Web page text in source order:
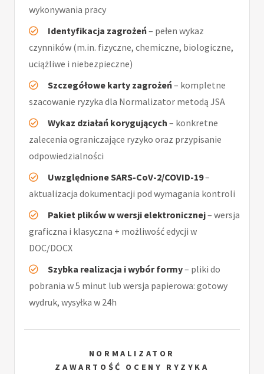
wykonywania pracy
Identyfikacja zagrożeń– pełen wykaz
czynników (m.in. fizyczne, chemiczne, biologiczne,
uciążliwe i niebezpieczne)
Szczegółowe karty zagrożeń– kompletne
szacowanie ryzyka dla Normalizator metodą JSA
Wykaz działań korygujących – konkretne
zalecenia ograniczające ryzyko oraz przypisanie
odpowiedzialności
Uwzględnione SARS-CoV-2/COVID-19–
aktualizacja dokumentacji pod wymagania kontroli
Pakiet plików w wersji elektronicznej– wersja
graficzna i klasyczna + możliwość edycji w
DOC/DOCX
Szybka realizacja i wybór formy– pliki do
pobrania w 5 minut lub wersja papierowa: gotowy
wydruk, wysyłka w 24h
NORMALIZATOR
ZAWARTOŚĆ OCENY RYZYKA